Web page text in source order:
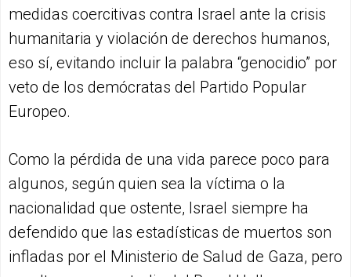
medidas coercitivas contra Israel ante la crisis
humanitaria y violación de derechos humanos,
eso sí, evitando incluir la palabra “genocidio” por
veto de los demócratas del Partido Popular
Europeo.
Como la pérdida de una vida parece poco para
algunos, según quien sea la víctima o la
nacionalidad que ostente, Israel siempre ha
defendido que las estadísticas de muertos son
infladas por el Ministerio de Salud de Gaza, pero